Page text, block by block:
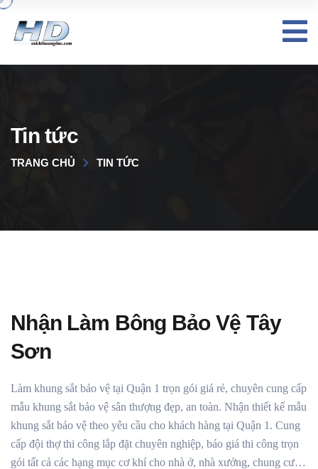
Tin tức
TRANG CHỦ TIN TỨC
Nhận Làm Bông Bảo Vệ Tây
Sơn
Làm khung sắt bảo vệ tại Quận 1 trọn gói giá rẻ, chuyên cung cấp
mẫu khung sắt bảo vệ sân thượng đẹp, an toàn. Nhận thiết kế mẫu
khung sắt bảo vệ theo yêu cầu cho khách hàng tại Quận 1. Cung
cấp đội thợ thi công lắp đặt chuyên nghiệp, báo giá thi công trọn
gói tất cả các hạng mục cơ khí cho nhà ở, nhà xưởng, chung cư…